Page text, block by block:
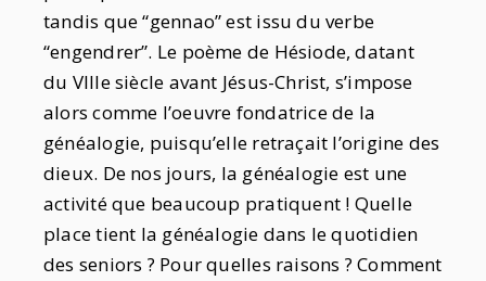
tandis que “gennao” est issu du verbe
“engendrer”. Le poème de Hésiode, datant
du VIIIe siècle avant Jésus-Christ, s’impose
alors comme l’oeuvre fondatrice de la
généalogie, puisqu’elle retraçait l’origine des
dieux. De nos jours, la généalogie est une
activité que beaucoup pratiquent ! Quelle
place tient la généalogie dans le quotidien
des seniors ? Pour quelles raisons ? Comment